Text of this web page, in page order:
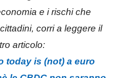
e i rischi che
corri a leggere il
articolo:
today is (not) a euro